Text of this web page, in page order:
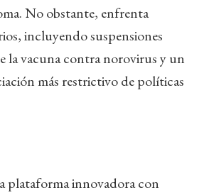
No obstante, enfrenta
incluyendo suspensiones
la vacuna contra norovirus y un
más restrictivo de políticas
plataforma innovadora con